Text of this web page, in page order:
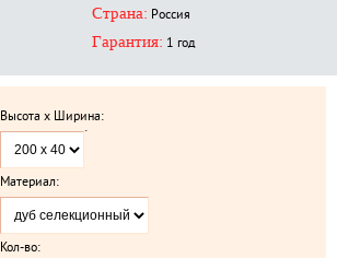
Страна: Россия
Гарантия: 1 год
Высота x Ширина:
Материал:
Кол-во:
`